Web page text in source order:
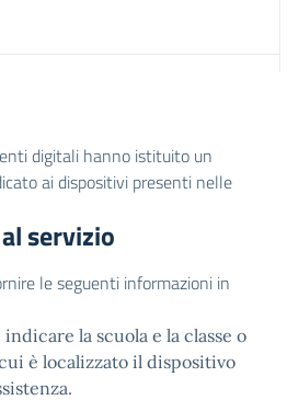
digitali hanno istituito un
ai dispositivi presenti nelle
servizio
le seguenti informazioni in
indicare la scuola e la classe o
è localizzato il dispositivo